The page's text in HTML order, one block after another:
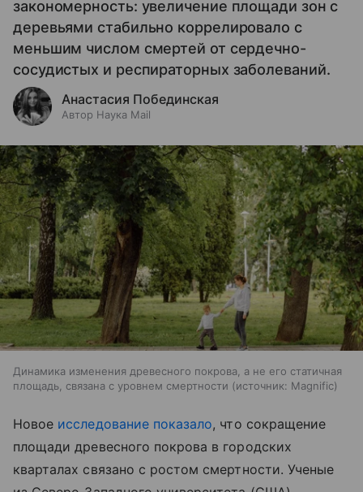
закономерность: увеличение площади зон с
деревьями стабильно коррелировало с
меньшим числом смертей от сердечно-
сосудистых и респираторных заболеваний.
Анастасия Побединская
Автор Наука Mail
Динамика изменения древесного покрова, а не его статичная
площадь, связана с уровнем смертности
источник: Magnific
Новое исследование показало, что сокращение
площади древесного покрова в городских
кварталах связано с ростом смертности. Ученые